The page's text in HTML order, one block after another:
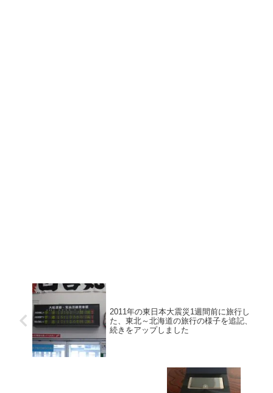
2011年の東日本大震災1週間前に旅行し
た、東北～北海道の旅行の様子を追記、
続きをアップしました